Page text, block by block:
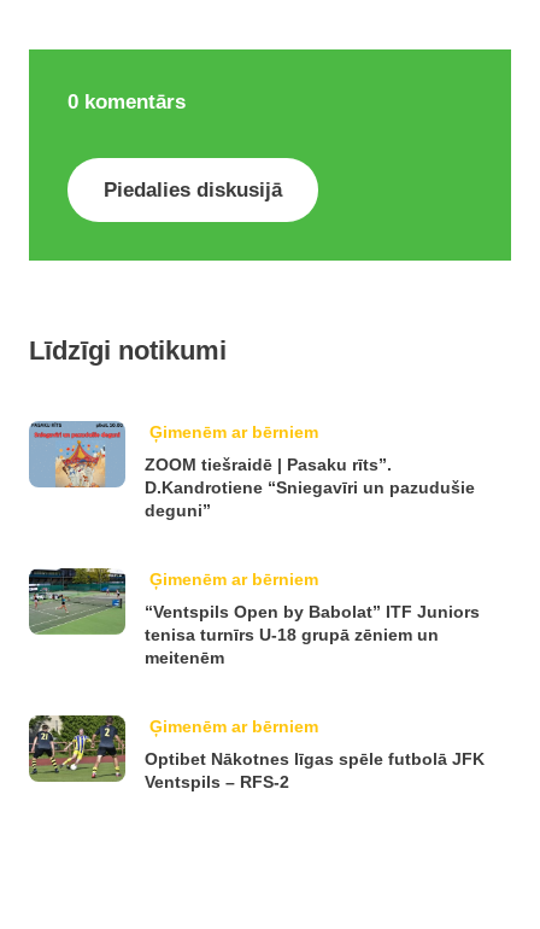
0 komentārs
Piedalies diskusijā
Līdzīgi notikumi
Ģimenēm ar bērniem
ZOOM tiešraidē | Pasaku rīts”.
D.Kandrotiene “Sniegavīri un pazudušie
deguni”
Ģimenēm ar bērniem
“Ventspils Open by Babolat” ITF Juniors
tenisa turnīrs U-18 grupā zēniem un
meitenēm
Ģimenēm ar bērniem
Optibet Nākotnes līgas spēle futbolā JFK
Ventspils – RFS-2